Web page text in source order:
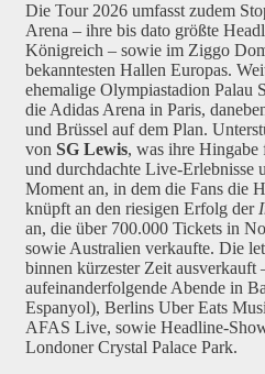
Die Tour 2026 umfasst zudem
Arena – ihre bis dato größte
Königreich – sowie im Ziggo
bekanntesten Hallen Europas.
ehemalige Olympiastadion Palau
die Adidas Arena in Paris,
und Brüssel auf dem Plan.
von SG Lewis, was ihre Hingabe
und durchdachte Live-Erlebnisse
Moment an, in dem die Fans die
knüpft an den riesigen Erfolg der
an, die über 700.000 Tickets in
sowie Australien verkaufte. Die
binnen kürzester Zeit ausverkauft
aufeinanderfolgende Abende in
Espanyol), Berlins Uber Eats
AFAS Live, sowie Headline-
Londoner Crystal Palace Park.